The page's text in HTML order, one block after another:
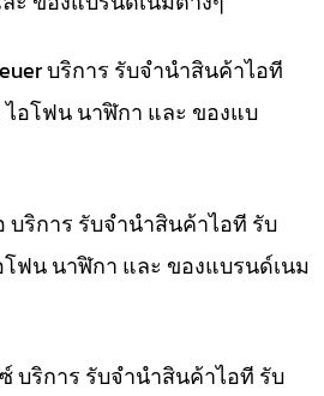
บริการ รับจำนำสินค้าไอที
อโฟน นาฬิกา และ ของแบ
ริการ รับจำนำสินค้าไอที รับ
ฟน นาฬิกา และ ของแบรนด์เนม
บริการ รับจำนำสินค้าไอที รับ